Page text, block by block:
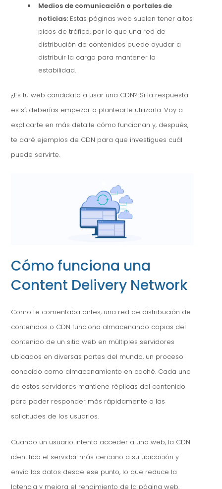
Medios de comunicación o portales de
noticias: Estas páginas web suelen tener altos
picos de tráfico, por lo que una red de
distribución de contenidos puede ayudar a
distribuir la carga para mantener la
estabilidad.
¿Es tu web candidata a usar una CDN? Si la respuesta
es sí, deberías empezar a plantearte utilizarla. Voy a
explicarte en más detalle cómo funcionan y, después,
te daré ejemplos de CDN para que investigues cuál
puede servirte.
Cómo funciona una
Content Delivery Network
Como te comentaba antes, una red de distribución de
contenidos o CDN funciona almacenando copias del
contenido de un sitio web en múltiples servidores
ubicados en diversas partes del mundo, un proceso
conocido como almacenamiento en caché. Cada uno
de estos servidores mantiene réplicas del contenido
para poder responder más rápidamente a las
solicitudes de los usuarios.
Cuando un usuario intenta acceder a una web, la CDN
identifica el servidor más cercano a su ubicación y
envía los datos desde ese punto, lo que reduce la
latencia y mejora el rendimiento de la página web.